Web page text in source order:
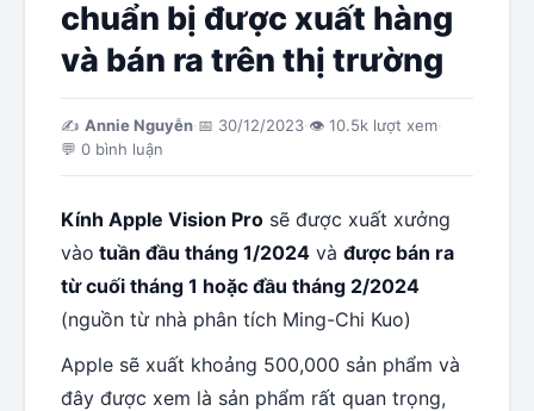
chuẩn bị được xuất hàng
và bán ra trên thị trường
✍️ Annie Nguyễn·📅 30/12/2023·👁 10.5k lượt xem·
💬 0 bình luận
Kính Apple Vision Pro sẽ được xuất xưởng
vào tuần đầu tháng 1/2024 và được bán ra
từ cuối tháng 1 hoặc đầu tháng 2/2024
(nguồn từ nhà phân tích Ming-Chi Kuo)
Apple sẽ xuất khoảng 500,000 sản phẩm và
đây được xem là sản phẩm rất quan trọng,